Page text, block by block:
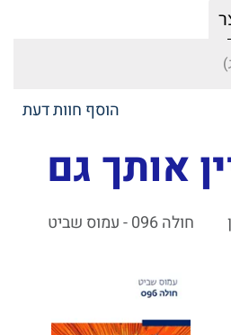
הוסף חוות דעת
אותך גם
חולה 096 - עמוס שביט